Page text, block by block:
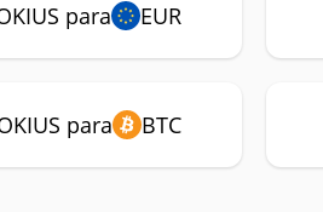
para EUR
para BTC